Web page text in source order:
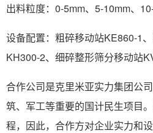
出料粒度：0-5mm、5-10mm、
设备配置：粗碎移动站KE860-1
KH300-2、细碎整形筛分移动站
合作公司是克里米亚实力集团公
筑、军工等重要的国计民生项目
程，因此，合作方对企业实力和